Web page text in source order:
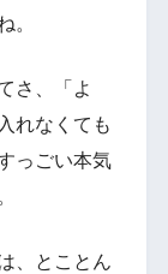
。
さ、「よ
れなくても
っごい本気
、とことん